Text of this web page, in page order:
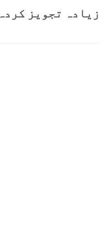
زیادہ تجویز کردہ